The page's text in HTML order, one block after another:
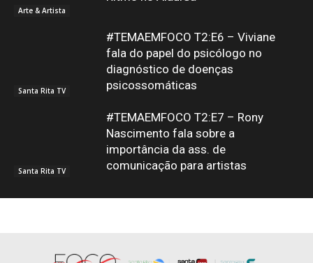
Arte & Artista
Santa Rita TV
#TEMAEMFOCO T2:E6 – Viviane
fala do papel do psicólogo no
diagnóstico de doenças
psicossomáticas
Santa Rita TV
#TEMAEMFOCO T2:E7 – Rony
Nascimento fala sobre a
importância da ass. de
comunicação para artistas